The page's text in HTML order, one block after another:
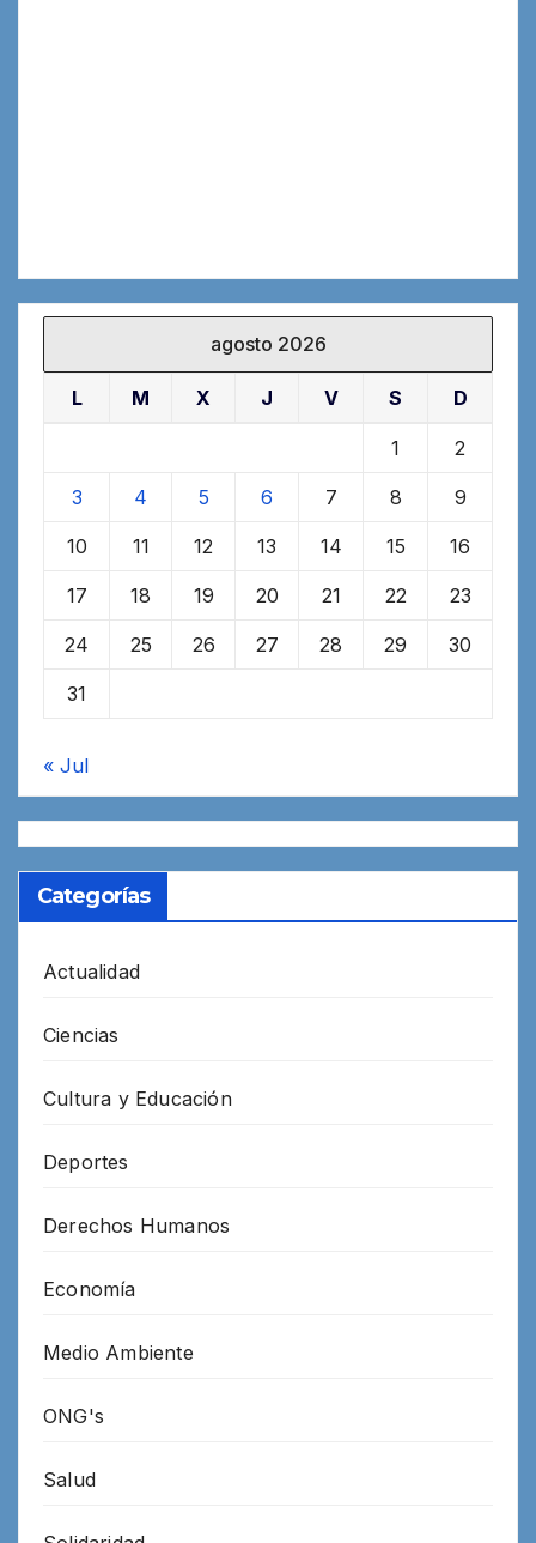
agosto 2026
L M X J V S D
1 2
3 4 5 6 7 8 9
10 11 12 13 14 15 16
17 18 19 20 21 22 23
24 25 26 27 28 29 30
31
« Jul
Categorías
Actualidad
Ciencias
Cultura y Educación
Deportes
Derechos Humanos
Economía
Medio Ambiente
ONG's
Salud